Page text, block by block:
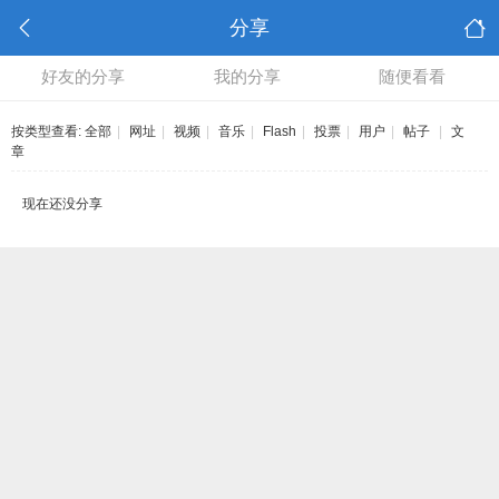
分享
好友的分享 我的分享 随便看看
按类型查看: 全部 网址 视频 音乐 Flash 投票 用户 帖子
文
章
现在还没分享